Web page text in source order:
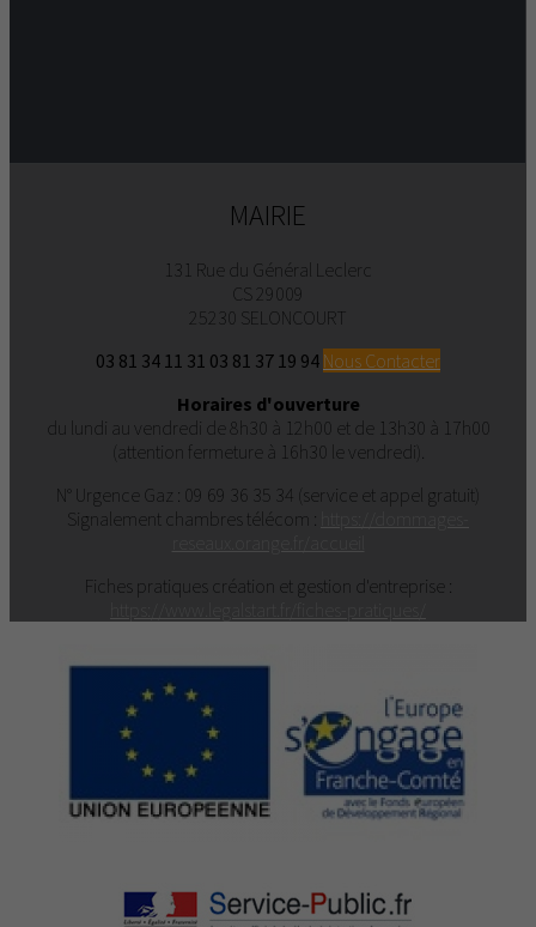
MAIRIE
131 Rue du Général Leclerc
CS 29009
25230 SELONCOURT
03 81 34 11 31 03 81 37 19 94 Nous Contacter
Horaires d'ouverture
du lundi au vendredi de 8h30 à 12h00 et de 13h30 à 17h00
(attention fermeture à 16h30 le vendredi).
N° Urgence Gaz : 09 69 36 35 34 (service et appel gratuit)
Signalement chambres télécom :
Fiches pratiques création et gestion d'entreprise :